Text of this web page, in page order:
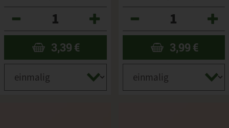
3,39 € 3,99 €